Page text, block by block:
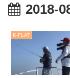
2018-
K-FLAT